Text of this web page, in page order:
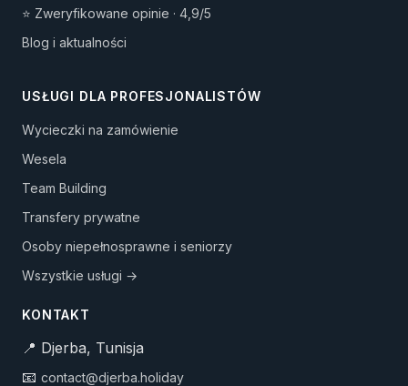
⭐ Zweryfikowane opinie · 4,9/5
Blog i aktualności
USŁUGI DLA PROFESJONALISTÓW
Wycieczki na zamówienie
Wesela
Team Building
Transfery prywatne
Osoby niepełnosprawne i seniorzy
Wszystkie usługi →
KONTAKT
📍 Djerba, Tunisja
📧 contact@djerba.holiday